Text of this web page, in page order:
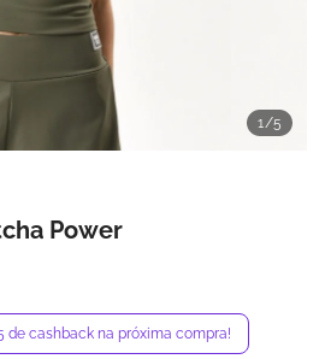
1 /5
Power
de cashback na próxima compra!